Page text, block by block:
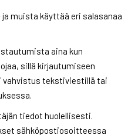
ja muista käyttää eri salasanaa
aina kun
sillä kirjautumiseen
vahvistus tekstiviestillä tai
tiedot huolellisesti.
sähköpostiosoitteessa